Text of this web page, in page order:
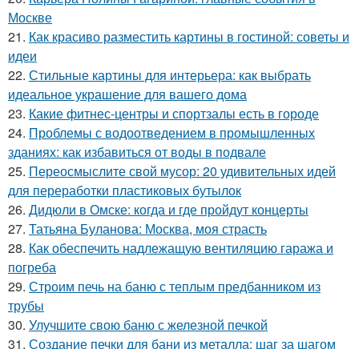
Москве
21. Как красиво разместить картины в гостиной: советы и
идеи
22. Стильные картины для интерьера: как выбрать
идеальное украшение для вашего дома
23. Какие фитнес-центры и спортзалы есть в городе
24. Проблемы с водоотведением в промышленных
зданиях: как избавиться от воды в подвале
25. Переосмыслите свой мусор: 20 удивительных идей
для переработки пластиковых бутылок
26. Дидюли в Омске: когда и где пройдут концерты
27. Татьяна Буланова: Москва, моя страсть
28. Как обеспечить надлежащую вентиляцию гаража и
погреба
29. Строим печь на баню с теплым предбанником из
трубы
30. Улучшите свою баню с железной печкой
31. Создание печки для бани из металла: шаг за шагом